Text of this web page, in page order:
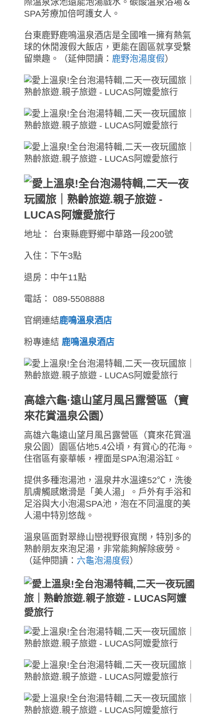
SPA芳療加倍呵護女人。
台東鹿野鹿鳴溫泉酒店是全國唯一擁有熱氣
球的休閒渡假大飯店，更能在園區就享受繫
留樂趣。（延伸閱讀： 鹿野泡湯度假）
地址： 台東縣鹿野鄉中華路一段200號
入住：下午3點
退房：中午11點
電話： 089-5508888
官網連結鹿鳴溫泉酒店
粉專連結 鹿鳴溫泉酒店
高雄六龜·遠山望月風呂露營區（寶
來花賞溫泉公園）
高雄六龜遠山望月風呂露營區（寶來花賞溫
泉公園）園區佔地5.4公頃，有賞心的花海。
住宿區有豪華帳，裡面是SPA泡湯浴缸。
提供多種泡湯池，溫泉井水溫達52℃，洗後
肌膚觸感嫩滑是「美人湯」。戶外有手浴和
足浴與大小泡湯SPA池，泡在不同溫度的美
人湯中特別悠哉。
溫泉區面對翠綠山巒視野很寬闊，特別多的
熟齡朋友來泡足湯，非常能夠解除疲勞。
（延伸閱讀： 六龜泡湯度假）